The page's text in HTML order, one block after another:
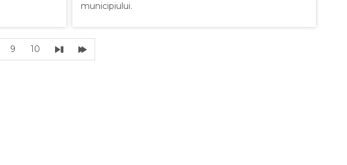
municipiului.
9 10